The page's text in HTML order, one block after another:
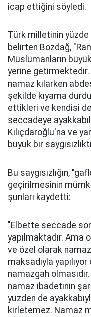
icap ettiğini söyledi.
Türk milletinin
belirten Bozdağ,
Müslümanların
yerine getirmektedir.
namaz kılarken
şekilde kıyama
ettikleri ve kendisi
seccadeye
Kılıçdaroğlu'na ve
büyük bir
Bu saygısızlığın,
geçirilmesinin
şunları kaydetti:
"Elbette seccade
yapılmaktadır. Ama
ve özel olarak
maksadıyla
namazgah
namaz ibadetinin
yüzden de
kirletemez. Namaz